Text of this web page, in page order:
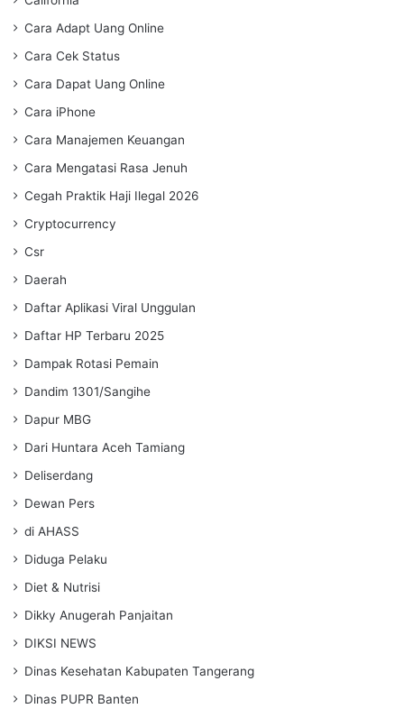
Cara Adapt Uang Online
Cara Cek Status
Cara Dapat Uang Online
Cara iPhone
Cara Manajemen Keuangan
Cara Mengatasi Rasa Jenuh
Cegah Praktik Haji Ilegal 2026
Cryptocurrency
Csr
Daerah
Daftar Aplikasi Viral Unggulan
Daftar HP Terbaru 2025
Dampak Rotasi Pemain
Dandim 1301/Sangihe
Dapur MBG
Dari Huntara Aceh Tamiang
Deliserdang
Dewan Pers
di AHASS
Diduga Pelaku
Diet & Nutrisi
Dikky Anugerah Panjaitan
DIKSI NEWS
Dinas Kesehatan Kabupaten Tangerang
Dinas PUPR Banten